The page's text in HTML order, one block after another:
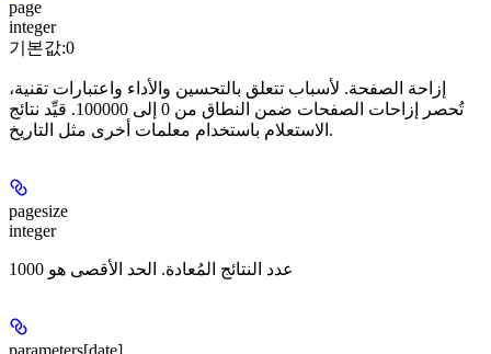
page
integer
기본값:0
إزاحة الصفحة. لأسباب تتعلق بالتحسين والأداء واعتبارات تقنية،
تُحصر إزاحات الصفحات ضمن النطاق من 0 إلى 100000. قيِّد نتائج
الاستعلام باستخدام معلمات أخرى مثل التاريخ.
pagesize
integer
عدد النتائج المُعادة. الحد الأقصى هو 1000